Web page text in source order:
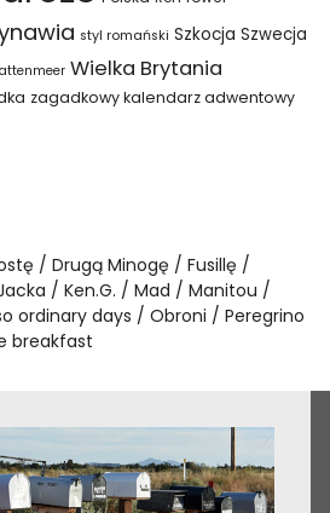
styl romański Szkocja Szwecja
Wielka Brytania
zagadkowy kalendarz adwentowy
Drugą Minogę
Fusillę
Ken.G. Mad
Manitou
ordinary days Obroni
Peregrino
breakfast